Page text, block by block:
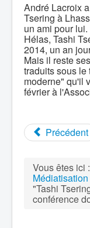
André Lacroix
Tsering à
un ami pour
Hélas, Tashi
2014, un an
Mais il reste
traduits sous le
moderne" qu'il
février à
Précédent
Vous êtes ici :
Médiatisation
"Tashi
conférence